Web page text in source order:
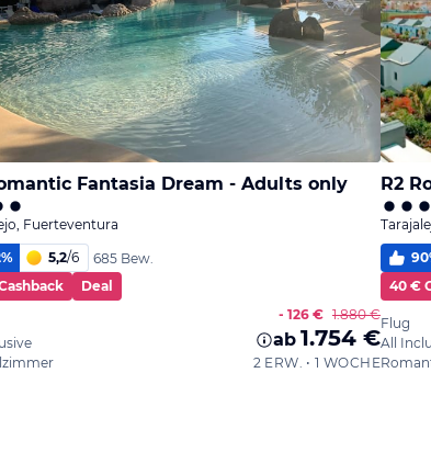
Fantasia Dream - Adults only
Fuerteventura
% 5,2/6
685 Bew.
Deal
- 126 € 1.880 €
ab 1.754 €
2 ERW. • 1 WOCHE
R2
90
40 €
Flug
All